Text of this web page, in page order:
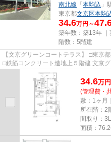
南北線 「 本駒込 」
東京都文京区本駒
34.6万円～
築年数：築13年 ｜
階数：5階建
【文京グリーンコートテラス】 □
□鉄筋コンクリート造地上５階建 文京
のご紹介です！ 都営三田線「...
34.6万円
(管理費・
敷：1ヶ月
所在階：2
間取り：
面積：